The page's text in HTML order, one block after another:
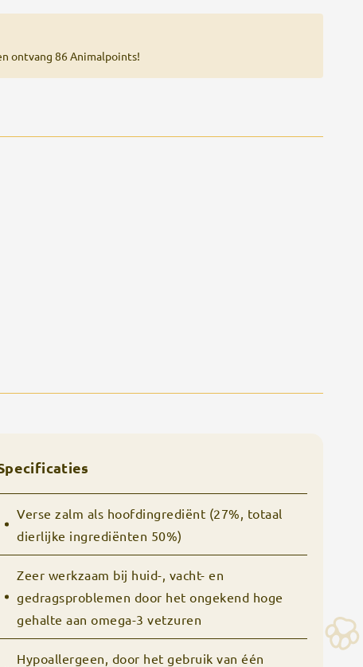
ontvang 86 Animalpoints!
Verse zalm als hoofdingrediënt (27%, totaal
dierlijke ingrediënten 50%)
Zeer werkzaam bij huid-, vacht- en
gedragsproblemen door het ongekend hoge
gehalte aan omega-3 vetzuren
Hypoallergeen, door het gebruik van één